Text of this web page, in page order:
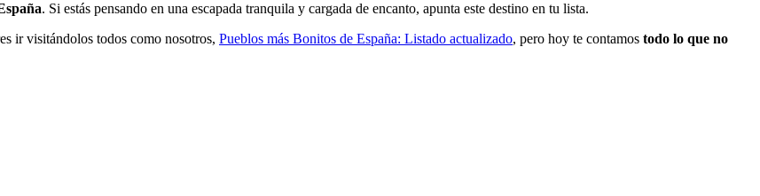
. Si estás pensando en una escapada tranquila y cargada de encanto, apunta este destino en tu lista.
ir visitándolos todos como nosotros, Pueblos más Bonitos de España: Listado actualizado, pero hoy te contamos todo lo que no